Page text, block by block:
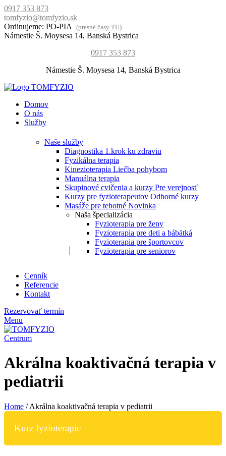
0917 353 873
tomfyzio@tomfyzio.sk
Ordinujeme: PO-PIA (presné časy TU)
Námestie Š. Moysesa 14, Banská Bystrica
0917 353 873
Námestie Š. Moysesa 14, Banská Bystrica
Domov
O nás
Služby
Naše služby
Diagnostika 1.krok ku zdraviu
Fyzikálna terapia
Kinezioterapia Liečba pohybom
Manuálna terapia
Skupinové cvičenia a kurzy Pre verejnosť
Kurzy pre fyzioterapeutov Odborné kurzy
Masáže pre tehotné Novinka
Naša špecializácia
Fyzioterapia pre ženy
Fyzioterapia pre deti a bábätká
Fyzioterapia pre športovcov
Fyzioterapia pre seniorov
Cenník
Referencie
Kontakt
Rezervovať termín
Menu
Akrálna koaktivačná terapia v
pediatrii
Home /Akrálna koaktivačná terapia v pediatrii
Kurz fyzioterapie